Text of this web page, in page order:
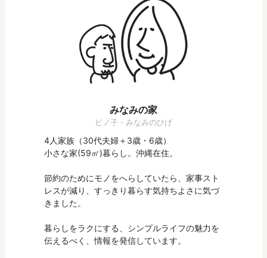
みなみの家
ピノ子・みなみのひげ
4人家族（30代夫婦＋3歳・6歳）
小さな家(59㎡)暮らし。沖縄在住。
節約のためにモノをへらしていたら、家事スト
レスが減り、すっきり暮らす気持ちよさに気づ
きました。
暮らしをラクにする、シンプルライフの魅力を
伝えるべく、情報を発信しています。